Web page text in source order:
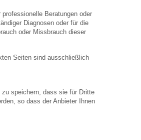
Beratungen oder
Diagnosen oder für die
oder Missbrauch dieser
Seiten sind ausschließlich
zu speichern, dass sie für Dritte
so dass der Anbieter Ihnen